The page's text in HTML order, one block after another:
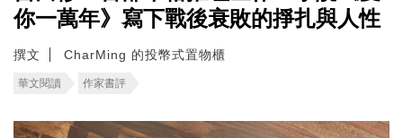
你一萬年》寫下戰後衰敗的掙扎與人性
撰文 CharMing 的投幣式置物櫃
華文閱讀 作家書評